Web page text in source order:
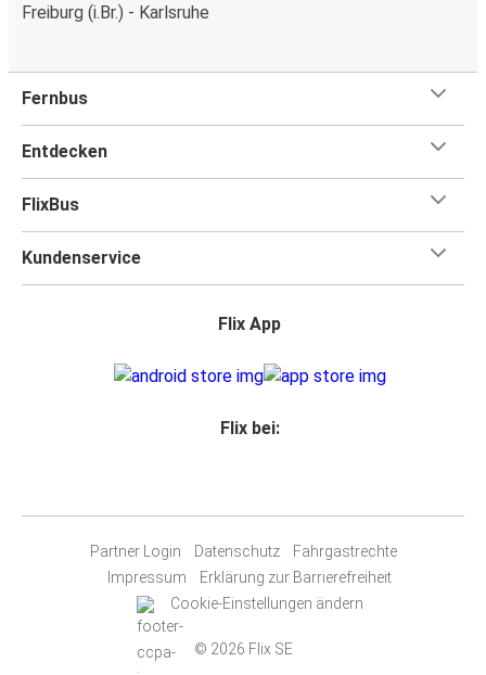
Freiburg (i.Br.) - Karlsruhe
Fernbus
Entdecken
FlixBus
Kundenservice
Flix App
Flix bei:
Partner Login Datenschutz
Fahrgastrechte
Impressum
Erklärung zur Barrierefreiheit
Cookie-Einstellungen ändern
© 2026 Flix SE